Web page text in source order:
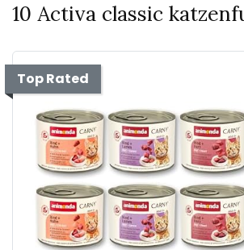
10 Activa classic
Top Rated